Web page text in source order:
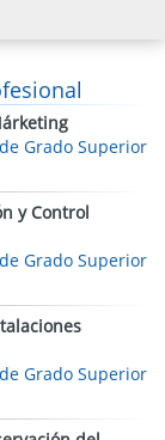
Grado Superior
y Control
Grado Superior
Grado Superior